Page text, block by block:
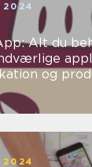
Alt du
og